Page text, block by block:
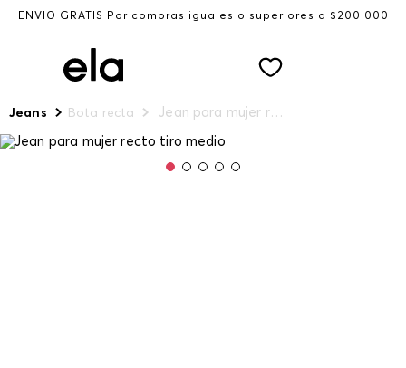
ENVÍO GRATIS Por compras iguales o superiores a $200.000
Jeans Bota recta Jean para mujer recto tiro medio